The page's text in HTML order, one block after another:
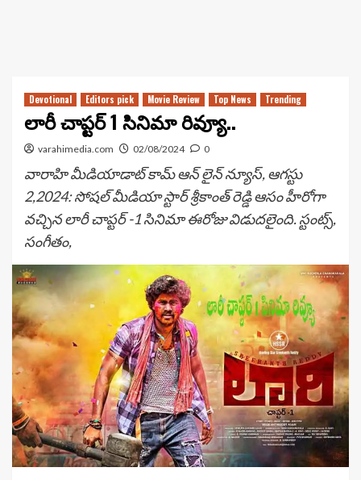
Devotional Editors pick Movie Review Top News Trending
లారీ చాప్టర్ 1 సినిమా రివ్యూ..
varahimedia.com 02/08/2024 0
వారాహి మీడియాడాట్ కామ్ ఆన్ లైన్ న్యూస్, ఆగస్టు
2,2024: సోషల్ మీడియా స్టార్ శ్రీకాంత్ రెడ్డి ఆసం హీరోగా
వచ్చిన లారీ చాప్టర్ -1 సినిమా ఈరోజు విడుదలైంది. స్టంట్స్,
సంగీతం,